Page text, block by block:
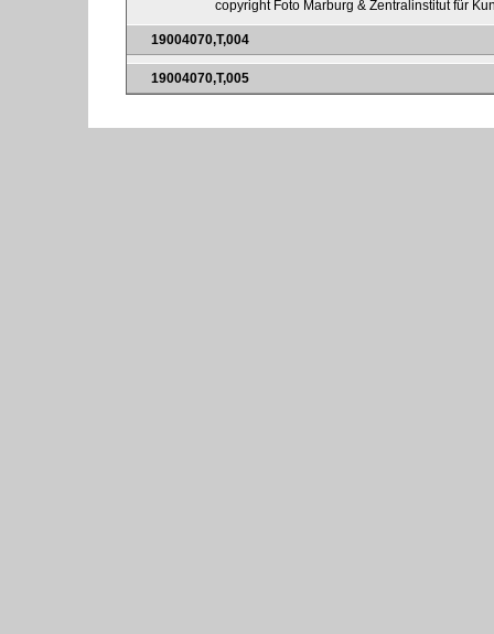
copyright Foto Marburg & Zentralinstitut für
19004070,T,004
19004070,T,005